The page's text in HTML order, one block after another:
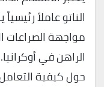
الناتو عاملاً
مواجهة الصراعات
الراهن في
حول كيفية